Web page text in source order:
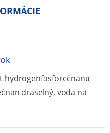
hydrogenfosfo­rečnanu
draselný, voda na